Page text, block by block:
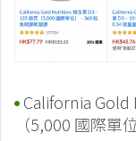
California
（5,000 國際